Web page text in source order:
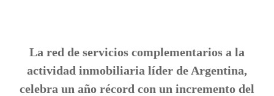
La red de servicios complementarios a la
actividad inmobiliaria líder de Argentina,
celebra un año récord con un incremento del